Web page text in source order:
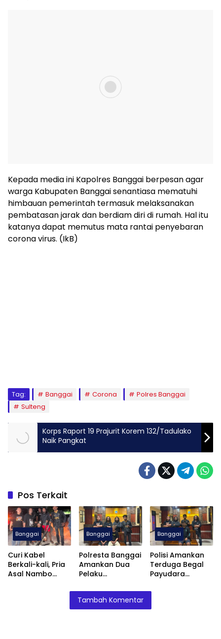
Kepada media ini Kapolres Banggai berpesan agar
warga Kabupaten Banggai senantiasa mematuhi
himbauan pemerintah termasuk melaksanakan
pembatasan jarak dan berdiam diri di rumah. Hal itu
katanya dapat memutus mata rantai penyebaran
corona virus. (IkB)
Tag: Banggai Corona
Polres Banggai
Sulteng
Korps Raport 19 Prajurit Korem 132/Tadulako
Naik Pangkat
Pos Terkait
Banggai
Curi Kabel
Berkali-kali, Pria
Asal Nambo
Polresta Banggai
Banggai
Polresta Banggai
Amankan Dua
Pelaku
Anak
Banggai
Polisi Amankan
Terduga Begal
Payudara
Remaja Putri di
Tambah Komentar